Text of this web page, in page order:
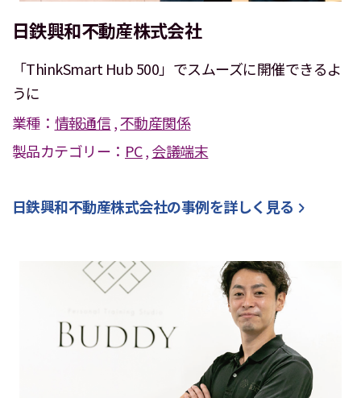
日鉄興和不動産株式会社
「ThinkSmart Hub 500」でスムーズに開催できるよ
うに
業種： 情報通信,不動産関係
製品カテゴリー： PC,会議端末
日鉄興和不動産株式会社の事例を詳しく見る